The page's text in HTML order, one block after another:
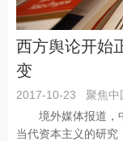
西方舆论开始
变
2017-10-23
聚焦中
境外媒体报道，中
当代资本主义的研究